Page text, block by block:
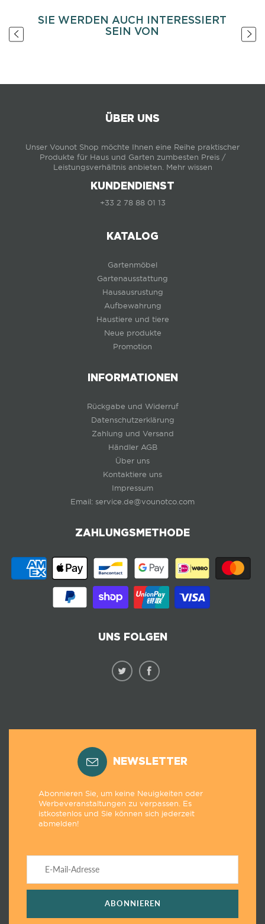
SIE WERDEN AUCH INTERESSIERT
SEIN VON
ÜBER UNS
Unser Vounot Shop möchte Ihnen eine Reihe praktischer
Produkte für Haus und Garten zumbesten Preis /
Leistungsverhältnis anbieten.
Mehr wissen
KUNDENDIENST
+33 2 78 88 01 13
KATALOG
Gartenmöbel
Gartenausstattung
Hausausrustung
Aufbewahrung
Haustiere und tiere
Neue produkte
Promotion
INFORMATIONEN
Rückgabe und Widerruf
Datenschutzerklärung
Zahlung und Versand
Händler AGB
Über uns
Kontaktiere uns
Impressum
Email: service.de@vounotco.com
ZAHLUNGSMETHODE
UNS FOLGEN
NEWSLETTER
Abonnieren Sie, um keine Neuigkeiten oder
Werbeveranstaltungen zu verpassen. Es
istkostenlos und Sie können sich jederzeit
abmelden!
ABONNIEREN